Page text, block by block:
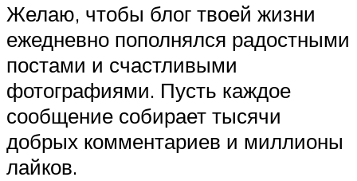
Желаю, чтобы блог твоей жизни
ежедневно пополнялся радостными
постами и счастливыми
фотографиями. Пусть каждое
сообщение собирает тысячи
добрых комментариев и миллионы
лайков.